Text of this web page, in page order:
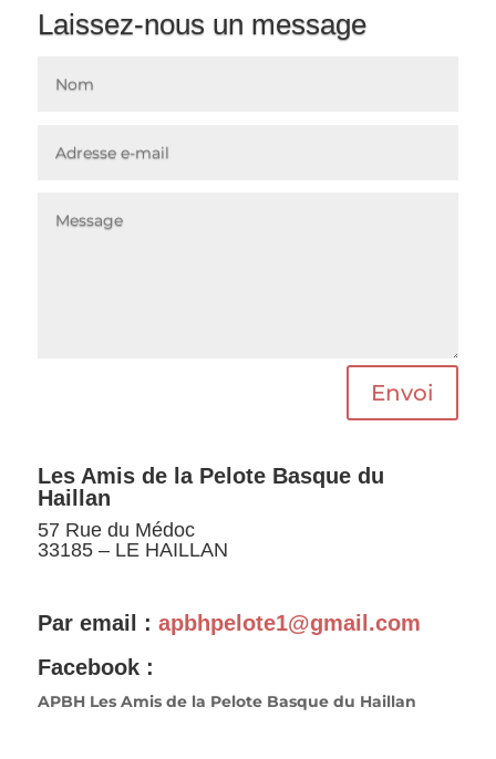
Laissez-nous un message
Envoi
Les Amis de la Pelote Basque du
Haillan
57 Rue du Médoc
33185 – LE HAILLAN
Par email :apbhpelote1@gmail.com
Facebook :
APBH Les Amis de la Pelote Basque du Haillan